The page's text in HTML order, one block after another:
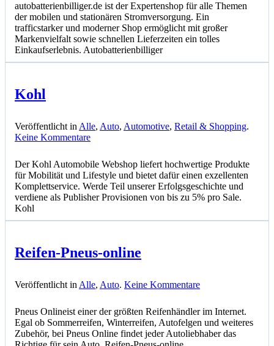
autobatterienbilliger.de ist der Expertenshop für alle Themen
der mobilen und stationären Stromversorgung. Ein
trafficstarker und moderner Shop ermöglicht mit großer
Markenvielfalt sowie schnellen Lieferzeiten ein tolles
Einkaufserlebnis. Autobatterienbilliger
Kohl
Veröffentlicht in Alle, Auto, Automotive, Retail & Shopping.
Keine Kommentarezu
Der Kohl Automobile Webshop liefert hochwertige Produkte
für Mobilität und Lifestyle und bietet dafür einen exzellenten
Komplettservice. Werde Teil unserer Erfolgsgeschichte und
verdiene als Publisher Provisionen von bis zu 5% pro Sale.
Kohl
Reifen-Pneus-online
Veröffentlicht in Alle, Auto. Keine Kommentarezu
Pneus-
online
Pneus Onlineist einer der größten Reifenhändler im Internet.
Egal ob Sommerreifen, Winterreifen, Autofelgen und weiteres
Zubehör, bei Pneus Online findet jeder Autoliebhaber das